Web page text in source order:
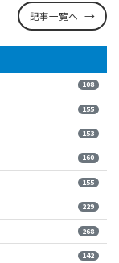
記事一覧へ
108
155
153
160
155
229
268
142